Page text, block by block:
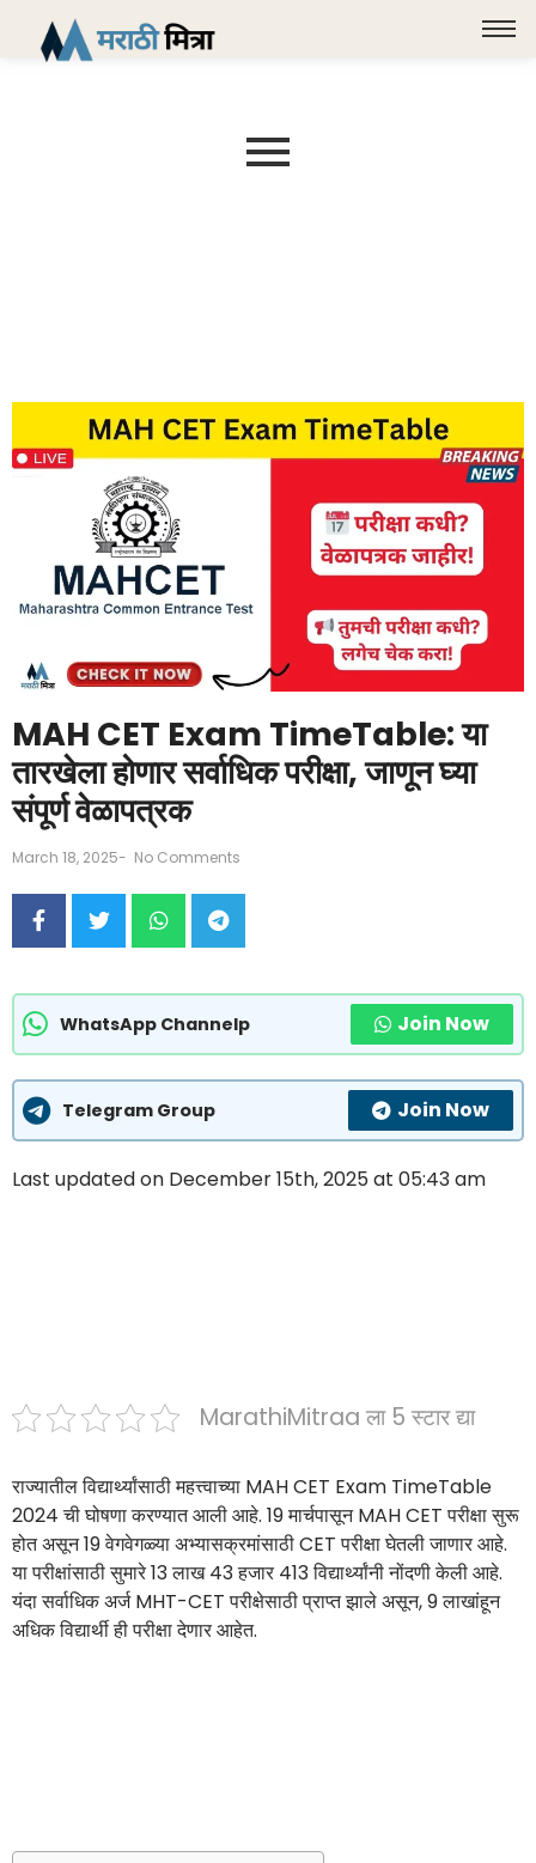
MAH CET Exam TimeTable: या
तारखेला होणार सर्वाधिक परीक्षा, जाणून घ्या
संपूर्ण वेळापत्रक
March 18, 2025- No Comments
WhatsApp Channelp Join Now
Telegram Group Join Now
Last updated on December 15th, 2025 at 05:43 am
MarathiMitraa ला 5 स्टार द्या
राज्यातील विद्यार्थ्यांसाठी महत्त्वाच्या MAH CET Exam TimeTable
2024 ची घोषणा करण्यात आली आहे. 19 मार्चपासून MAH CET परीक्षा सुरू
होत असून 19 वेगवेगळ्या अभ्यासक्रमांसाठी CET परीक्षा घेतली जाणार आहे.
या परीक्षांसाठी सुमारे 13 लाख 43 हजार 413 विद्यार्थ्यांनी नोंदणी केली आहे.
यंदा सर्वाधिक अर्ज MHT-CET परीक्षेसाठी प्राप्त झाले असून, 9 लाखांहून
अधिक विद्यार्थी ही परीक्षा देणार आहेत.